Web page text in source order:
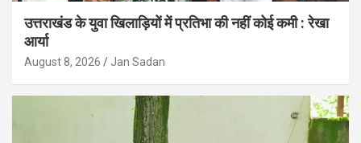
उत्तराखंड के युवा खिलाड़ियों में प्रतिभा की नहीं कोई कमी : रेखा
आर्या
August 8, 2026 Jan Sadan